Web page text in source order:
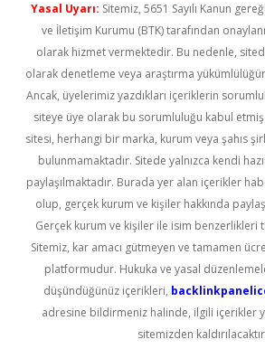
Yasal Uyarı: Sitemiz, 5651 Sayılı Kanun
ve İletişim Kurumu (BTK) tarafından
olarak hizmet vermektedir. Bu nedenle,
olarak denetleme veya araştırma
Ancak, üyelerimiz yazdıkları içeriklerin
siteye üye olarak bu sorumluluğu kabul etmiş
sitesi, herhangi bir marka, kurum veya şahıs
bulunmamaktadır. Sitede yalnızca kendi
paylaşılmaktadır. Burada yer alan içerikler
olup, gerçek kurum ve kişiler hakkında
Gerçek kurum ve kişiler ile isim benzerlikleri
Sitemiz, kar amacı gütmeyen ve tamamen
platformudur. Hukuka ve yasal
düşündüğünüz içerikleri,
adresine bildirmeniz halinde, ilgili içerikler
sitemizden